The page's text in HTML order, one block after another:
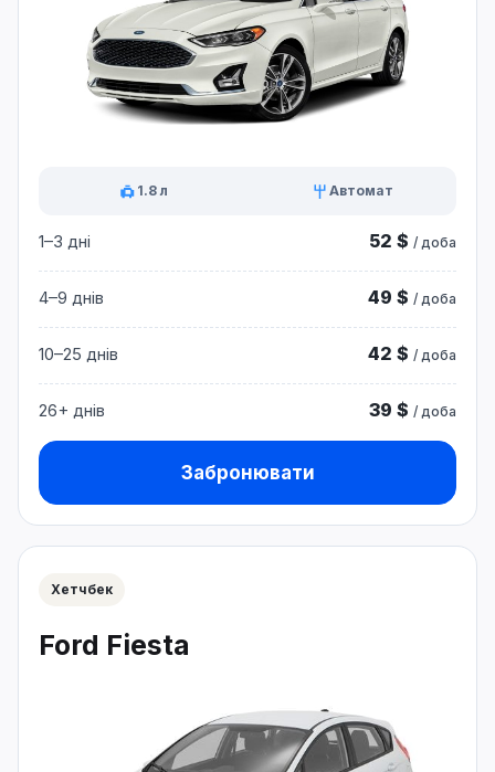
1.8 л Автомат
1–3 дні 52 $ / доба
4–9 днів 49 $ / доба
10–25 днів 42 $ / доба
26+ днів 39 $ / доба
Забронювати
Хетчбек
Ford Fiesta